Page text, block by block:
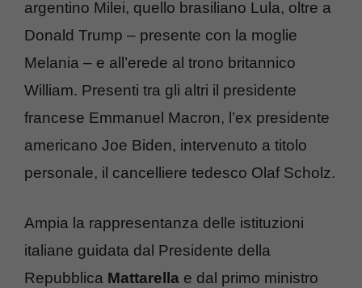
argentino Milei, quello brasiliano Lula, oltre a
Donald Trump – presente con la moglie
Melania – e all’erede al trono britannico
William. Presenti tra gli altri il presidente
francese Emmanuel Macron, l’ex presidente
americano Joe Biden, intervenuto a titolo
personale, il cancelliere tedesco Olaf Scholz.
Ampia la rappresentanza delle istituzioni
italiane guidata dal Presidente della
Repubblica Mattarella e dal primo ministro